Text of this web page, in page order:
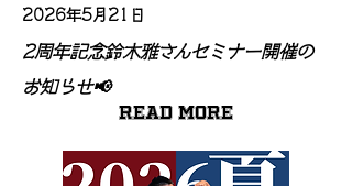
2026年5月21日
2周年記念鈴木雅さんセミナー開催の
お知らせ📢
Read More